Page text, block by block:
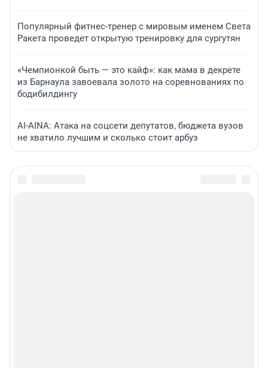
Популярный фитнес-тренер с мировым именем Света
Ракета проведет открытую тренировку для сургутян
«Чемпионкой быть — это кайф»: как мама в декрете
из Барнаула завоевала золото на соревнованиях по
бодибилдингу
AI-AINA: Атака на соцсети депутатов, бюджета вузов
не хватило лучшим и сколько стоит арбуз